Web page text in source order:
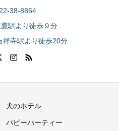
38-8864
駅より徒歩９分
寺駅より徒歩20分
犬のホテル
パピーパーティー